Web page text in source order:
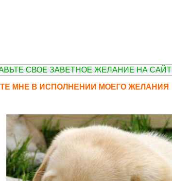
СВОЕ ЗАВЕТНОЕ ЖЕЛАНИЕ НА САЙТ
МНЕ В ИСПОЛНЕНИИ МОЕГО ЖЕЛАНИЯ